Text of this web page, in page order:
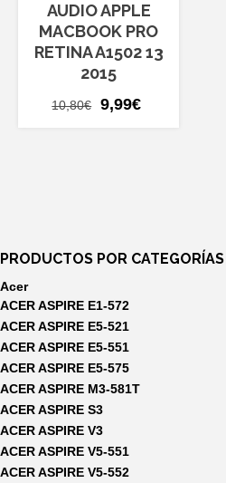
AUDIO APPLE
MACBOOK PRO
RETINA A1502 13
2015
10,80€
El
9,99€
PRODUCTOS POR CATEGORÍAS
Acer
ACER ASPIRE E1-572
ACER ASPIRE E5-521
ACER ASPIRE E5-551
ACER ASPIRE E5-575
ACER ASPIRE M3-581T
ACER ASPIRE S3
ACER ASPIRE V3
ACER ASPIRE V5-551
ACER ASPIRE V5-552